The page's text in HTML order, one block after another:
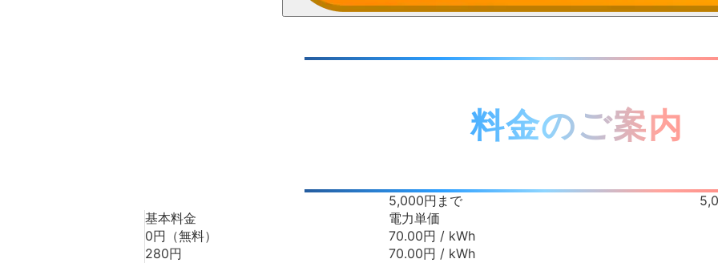
料金のご案内
5,000円 まで
基本料金
0円（無料）
280円
電力単価
70.00円 / kWh
70.00円 / kWh